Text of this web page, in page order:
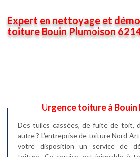
Expert en nettoyage et
toiture Bouin Plumoison
Urgence toiture à Bouin
Des tuiles cassées, de fuite de toit,
autre ? L’entreprise de toiture Nord
votre disposition un service de